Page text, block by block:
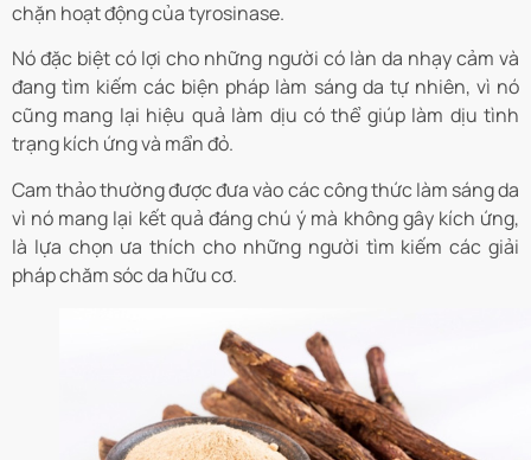
chặn hoạt động của tyrosinase.
Nó đặc biệt có lợi cho những người có làn da nhạy cảm và
đang tìm kiếm các biện pháp làm sáng da tự nhiên, vì nó
cũng mang lại hiệu quả làm dịu có thể giúp làm dịu tình
trạng kích ứng và mẩn đỏ.
Cam thảo thường được đưa vào các công thức làm sáng da
vì nó mang lại kết quả đáng chú ý mà không gây kích ứng,
là lựa chọn ưa thích cho những người tìm kiếm các giải
pháp chăm sóc da hữu cơ.